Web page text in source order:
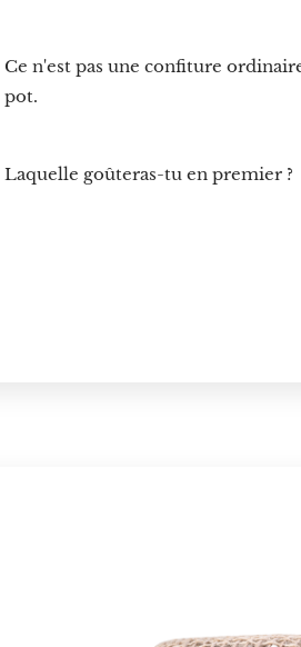
Ce n'est pas une confiture
pot.
Laquelle goûteras-tu en premier ?